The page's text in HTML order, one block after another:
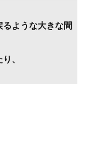
るような大きな間
、